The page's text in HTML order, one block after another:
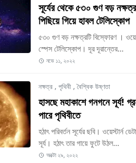
সূর্যের থেকে ৫৩০ গুণ বড়
পিছিয়ে গিয়ে হাবল টেলিস্কোপ
৫৩০ গুণ বড় নক্ষত্রটি বিস্ফোরণ ।
স্পেস টেলিস্কোপ। দূর দূরান্তের…
নভে ১১, ২০২২
নক্ষত্র, পৃথিবী,বৈশ্বিক উষ্ণতা
হাসছে মহাকাশে গনগনে সূর্য!
পারে পৃথিবীতে
হঠাৎ পরিবর্তন সূর্যের ছবি। ওয়েস্টার্ন
সূর্য। হঠাৎ তার গায়ে ফুটে উঠল…
অক্টো ২৯, ২০২২